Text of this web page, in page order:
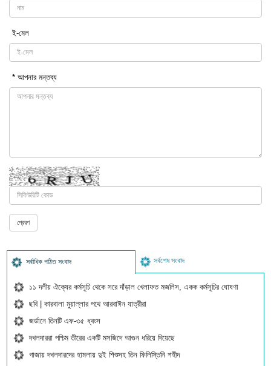
ই-মেল
* আপনার মন্তব্য
সর্বাধিক পঠিত সংবাদ সর্বশেষ সংবাদ
১১ দলীয় ঐক্যের কর্মসূচি থেকে সরে দাঁড়াল খেলাফত মজলিস, একক কর্মসূচির ঘোষণা
ছবি | কারবালা মুয়াল্লার পথে আরবাঈন যাত্রীরা
জর্ডানে তিনটি এফ-৩৫ ধ্বংস
দখলদাররা পশ্চিম তীরের একটি মসজিদে আগুন ধরিয়ে দিয়েছে
গাজায় দখলদারদের হামলায় দুই শিশুসহ তিন ফিলিস্তিনি শহীদ